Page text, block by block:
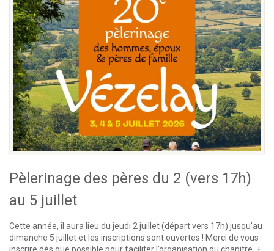
Pèlerinage des pères du 2 (vers 17h)
au 5 juillet
Cette année, il aura lieu du jeudi 2 juillet (départ vers 17h) jusqu’au
dimanche 5 juillet et les inscriptions sont ouvertes ! Merci de vous